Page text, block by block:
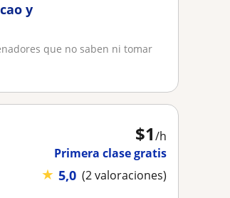
y
que no saben ni tomar
$1/h
Primera clase gratis
★ 5,0 (2 valoraciones)